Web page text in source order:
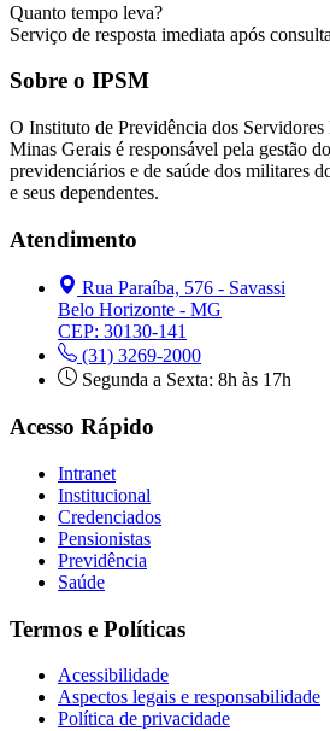
Quanto tempo leva?
Serviço de resposta imediata após
Sobre o IPSM
O Instituto de Previdência dos
Minas Gerais é responsável pela gestão
previdenciários e de saúde dos militares
e seus dependentes.
Atendimento
Rua Paraíba, 576 - Savassi
Belo Horizonte - MG
CEP: 30130-141
(31) 3269-2000
Segunda a Sexta: 8h às 17h
Acesso Rápido
Intranet
Institucional
Credenciados
Pensionistas
Previdência
Saúde
Termos e Políticas
Acessibilidade
Aspectos legais e responsabilidade
Política de privacidade